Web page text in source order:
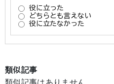
類似記事
類似記事はありません